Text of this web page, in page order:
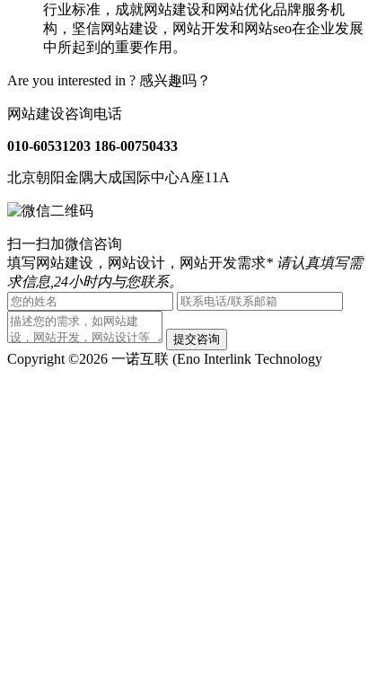
行业标准，成就网站建设和网站优化品牌服务机
构，坚信网站建设，网站开发和网站seo在企业发展
中所起到的重要作用。
Are you interested in ? 感兴趣吗？
网站建设咨询电话
010-60531203 186-00750433
北京朝阳金隅大成国际中心A座11A
扫一扫加微信咨询
填写网站建设，网站设计，网站开发需求* 请认真填写需
求信息,24小时内与您联系。
提交咨询
Copyright ©2026 一诺互联 (Eno Interlink Technology